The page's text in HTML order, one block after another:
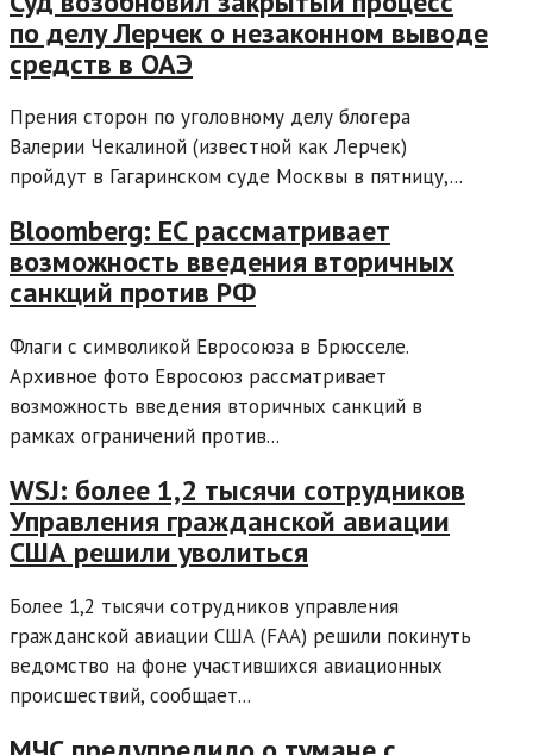
по делу Лерчек о незаконном выводе
средств в ОАЭ
Прения сторон по уголовному делу блогера
Валерии Чекалиной (известной как Лерчек)
пройдут в Гагаринском суде Москвы в пятницу,...
Bloomberg: ЕС рассматривает
возможность введения вторичных
санкций против РФ
Флаги с символикой Евросоюза в Брюсселе.
Архивное фото Евросоюз рассматривает
возможность введения вторичных санкций в
рамках ограничений против...
WSJ: более 1,2 тысячи сотрудников
Управления гражданской авиации
США решили уволиться
Более 1,2 тысячи сотрудников управления
гражданской авиации США (FAA) решили покинуть
ведомство на фоне участившихся авиационных
происшествий, сообщает...